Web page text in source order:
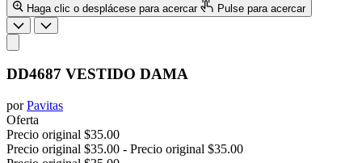
Haga clic o desplácese para acercar Pulse para acercar
DD4687 VESTIDO DAMA
porPavitas
Oferta
Precio original $35.00
Precio original $35.00 - Precio original $35.00